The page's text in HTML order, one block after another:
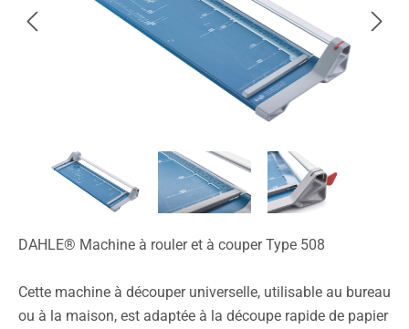
DAHLE® Machine à rouler et à couper Type 508
Cette machine à découper universelle, utilisable au bureau
ou à la maison, est adaptée à la découpe rapide de papier